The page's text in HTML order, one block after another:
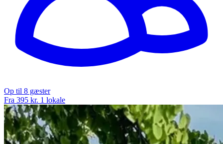
Op til 8 gæster
Fra 395 kr. 1 lokale